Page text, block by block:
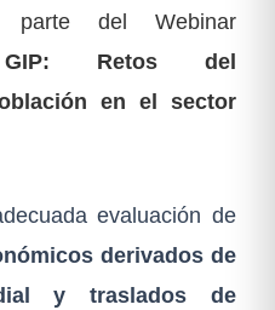
parte del Webinar
GIP: Retos del
en el sector
evaluación de
derivados de
y traslados de